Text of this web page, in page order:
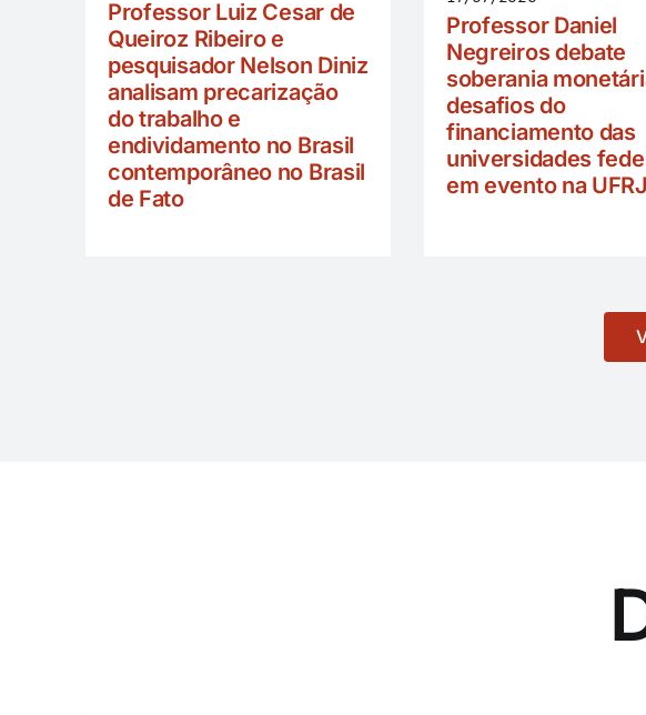
Professor Luiz Cesar de
Queiroz Ribeiro e
pesquisador Nelson Diniz
analisam precarização
do trabalho e
endividamento no Brasil
contemporâneo no Brasil
de Fato
Professor Daniel
Negreiros debate
soberania
desafios do
financiamento das
universidades
em evento na UFRJ